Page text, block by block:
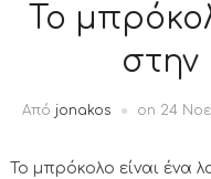
Το
στην
Από jonakos on 24
Το μπρόκολο είναι ένα